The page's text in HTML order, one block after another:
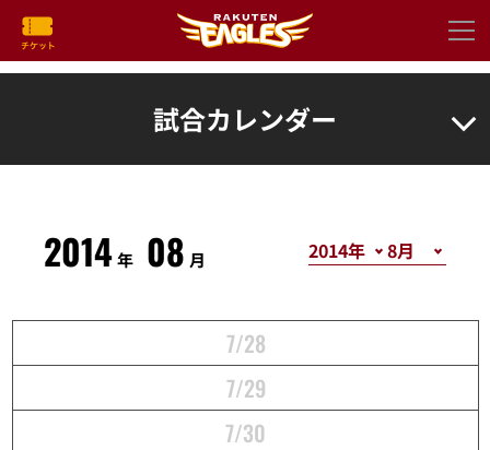
試合カレンダー
2014年 08 月
7/28
7/29
7/30